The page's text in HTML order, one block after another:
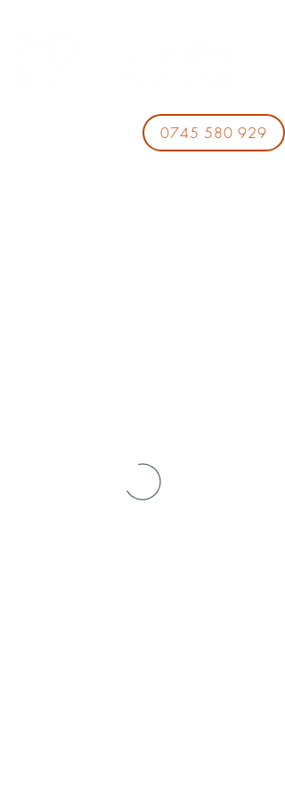
0745 580 929